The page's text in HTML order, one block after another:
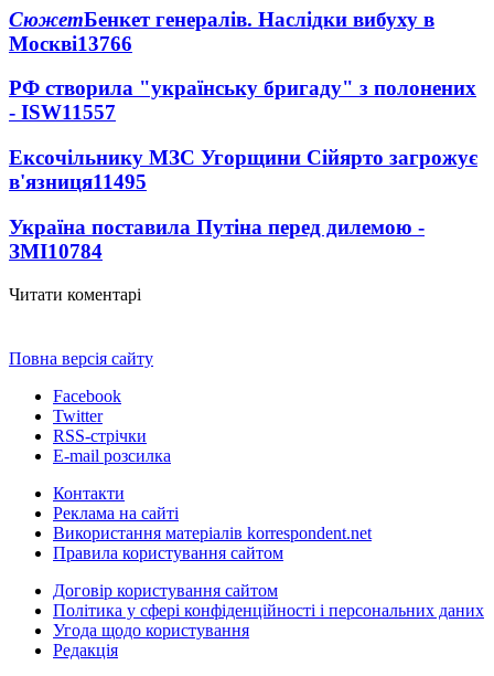
СюжетБенкет генералів. Наслідки вибуху в
Москві13766
РФ створила "українську бригаду" з полонених
- ISW11557
Ексочільнику МЗС Угорщини Сійярто загрожує
в'язниця11495
Україна поставила Путіна перед дилемою -
ЗМІ10784
Читати коментарі
Повна версія сайту
Facebook
Twitter
RSS-стрічки
E-mail розсилка
Контакти
Реклама на сайті
Використання матеріалів korrespondent.net
Правила користування сайтом
Договір користування сайтом
Політика у сфері конфіденційності і персональних даних
Угода щодо користування
Редакція